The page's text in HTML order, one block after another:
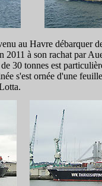
au Havre débarquer
2011 à son rachat par
30 tonnes est
s'est ornée d'une